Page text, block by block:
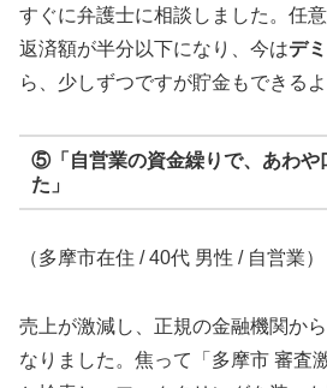
すぐに弁護士に相談しました。任
返済額が半分以下になり、今はデ
ら、少しずつですが貯金もできる
⑤「自営業の資金繰りで、あわや
た」
（多摩市在住 / 40代 男性 / 自営業）
売上が激減し、正規の金融機関か
なりました。焦って「多摩市 審査